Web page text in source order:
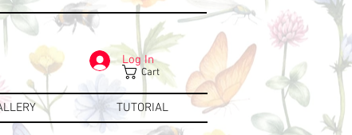
Cart
Log In
TUTORIAL